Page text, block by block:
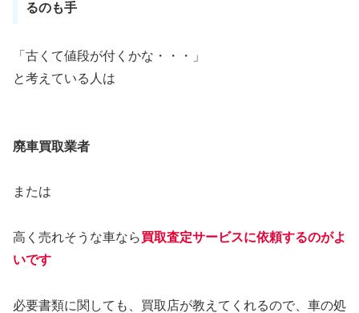
るのも手
「古くて値段が付くかな・・・」
と考えている人は
廃車買取業者
または
高く売れそうな車なら買取査定サービスに依頼するのがよ
いです
必要書類に関しても、買取店が教えてくれるので、車の処